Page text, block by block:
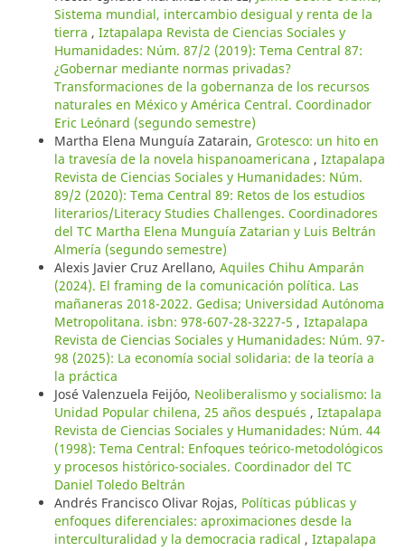
Sistema mundial, intercambio desigual y renta de la
tierra , Iztapalapa Revista de Ciencias Sociales y
Humanidades: Núm. 87/2 (2019): Tema Central 87:
¿Gobernar mediante normas privadas?
Transformaciones de la gobernanza de los recursos
naturales en México y América Central. Coordinador
Eric Leónard (segundo semestre)
Martha Elena Munguía Zatarain, Grotesco: un hito en
la travesía de la novela hispanoamericana , Iztapalapa
Revista de Ciencias Sociales y Humanidades: Núm.
89/2 (2020): Tema Central 89: Retos de los estudios
literarios/Literacy Studies Challenges. Coordinadores
del TC Martha Elena Munguía Zatarian y Luis Beltrán
Almería (segundo semestre)
Alexis Javier Cruz Arellano, Aquiles Chihu Amparán
(2024). El framing de la comunicación política. Las
mañaneras 2018-2022. Gedisa; Universidad Autónoma
Metropolitana. isbn: 978-607-28-3227-5 , Iztapalapa
Revista de Ciencias Sociales y Humanidades: Núm. 97-
98 (2025): La economía social solidaria: de la teoría a
la práctica
José Valenzuela Feijóo, Neoliberalismo y socialismo: la
Unidad Popular chilena, 25 años después , Iztapalapa
Revista de Ciencias Sociales y Humanidades: Núm. 44
(1998): Tema Central: Enfoques teórico-metodológicos
y procesos histórico-sociales. Coordinador del TC
Daniel Toledo Beltrán
Andrés Francisco Olivar Rojas, Políticas públicas y
enfoques diferenciales: aproximaciones desde la
interculturalidad y la democracia radical , Iztapalapa